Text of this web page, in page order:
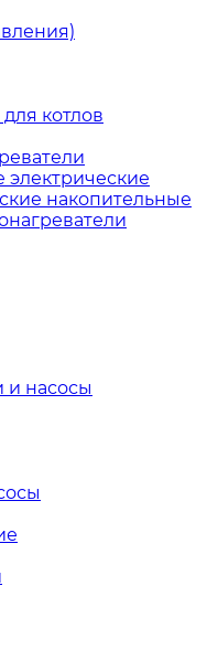
котлов
электрические
накопительные
и насосы